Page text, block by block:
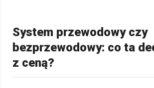
System przewodowy czy
bezprzewodowy: co ta
z ceną?